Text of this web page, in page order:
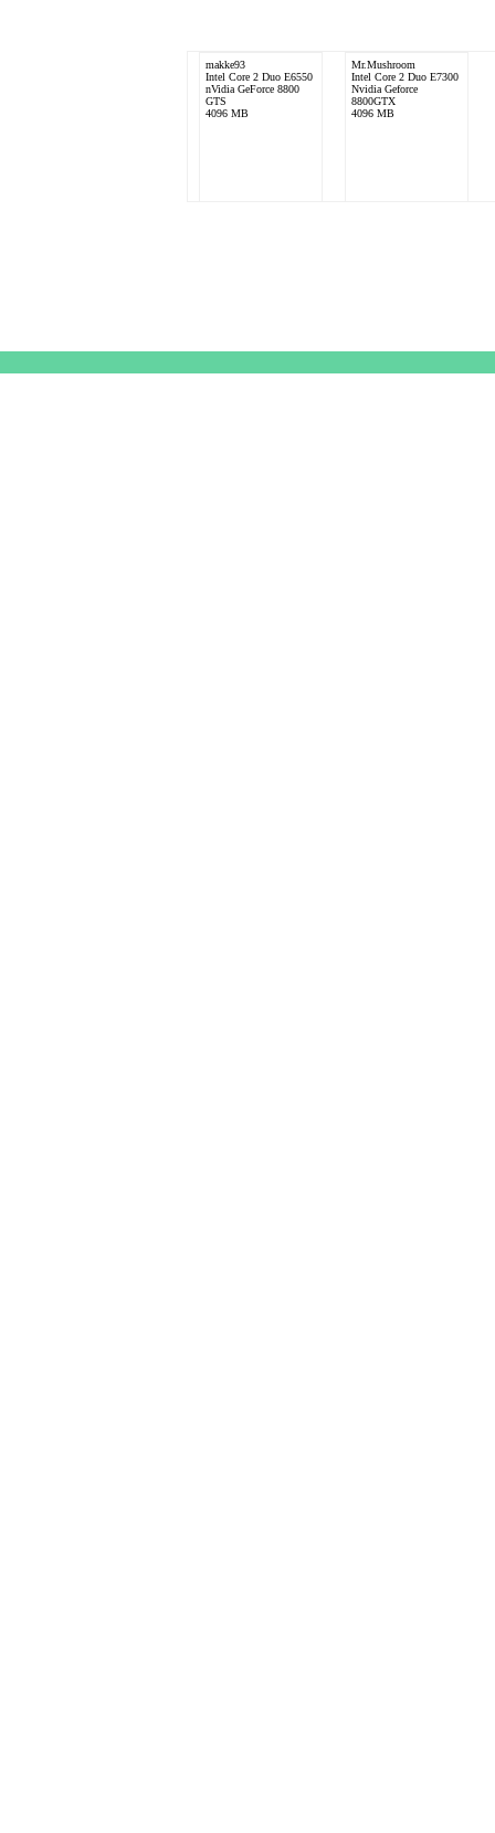
makke93
Intel Core 2 Duo E6550
nVidia GeForce 8800
GTS
4096 MB
Mr.Mushroom
Intel Core 2 Duo E7300
Nvidia Geforce
8800GTX
4096 MB